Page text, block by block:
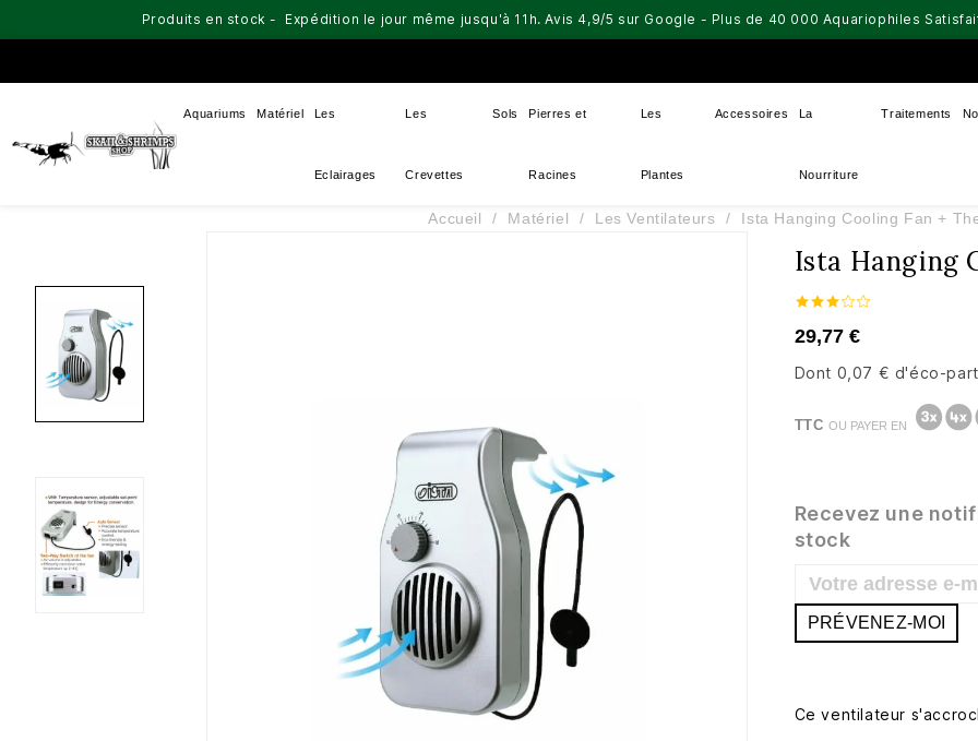
Produits en stock - Expédition le jour même jusqu'à 11h. Avis 4,9/5 sur Google - Plus de 40 000 Aquariophiles
Aquariums Matériel Les
Eclairages
Les
Crevettes
Sols Pierres et
Racines
Les
Plantes
Accessoires La
Nourriture
Traitements
Accueil Matériel Les Ventilateurs Ista Hanging Cooling Fan +
Ista Hanging
29,77 €
Dont 0,07 € d'éco-
TTCOU PAYER EN
Recevez une
stock
PRÉVENEZ-MOI
Ce ventilateur